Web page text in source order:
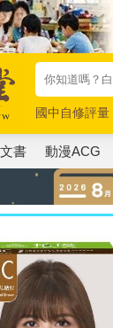
國中自修評量
唯紅花綻放
書 動漫ACG